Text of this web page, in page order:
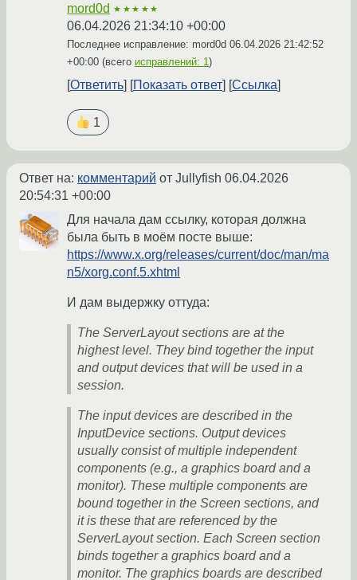
mord0d ★★★★★
06.04.2026 21:34:10 +00:00
Последнее исправление: mord0d 06.04.2026 21:42:52
+00:00 (всего исправлений: 1)
Ответить Показать ответ Ссылка
1
Ответ на: комментарий от Jullyfish 06.04.2026
20:54:31 +00:00
Для начала дам ссылку, которая должна
была быть в моём посте выше:
https://www.x.org/releases/current/doc/man/ma
n5/xorg.conf.5.xhtml
И дам выдержку оттуда:
The ServerLayout sections are at the
highest level. They bind together the input
and output devices that will be used in a
session.
The input devices are described in the
InputDevice sections. Output devices
usually consist of multiple independent
components (e.g., a graphics board and a
monitor). These multiple components are
bound together in the Screen sections, and
it is these that are referenced by the
ServerLayout section. Each Screen section
binds together a graphics board and a
monitor. The graphics boards are described